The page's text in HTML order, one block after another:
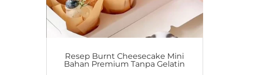
Resep Burnt Cheesecake Mini
Bahan Premium Tanpa Gelatin